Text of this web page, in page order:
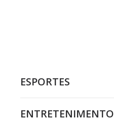
ESPORTES
ENTRETENIMENTO